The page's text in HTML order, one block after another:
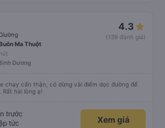
4.3
(139 đánh giá)
Ma Thuột
Dương
chạy cẩn thận, có dừng vài điểm dọc đường để
Rất hài lòng ạ!
trước
tức
Xem giá